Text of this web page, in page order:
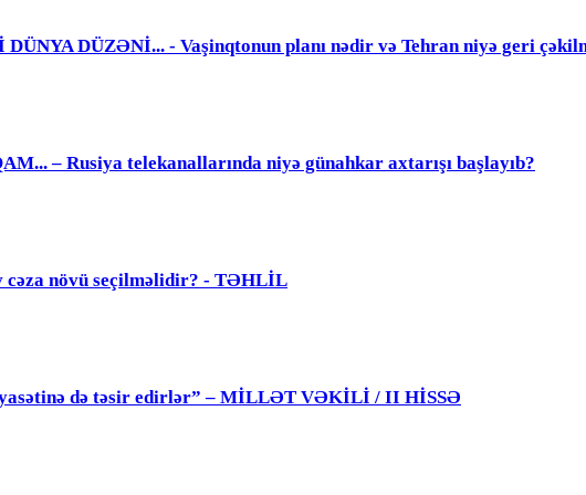
DÜZƏNİ... - Vaşinqtonun planı nədir və Tehran niyə geri
– Rusiya telekanallarında niyə günahkar axtarışı başlayıb?
cəza növü seçilməlidir? - TƏHLİL
də təsir edirlər” – MİLLƏT VƏKİLİ / II HİSSƏ